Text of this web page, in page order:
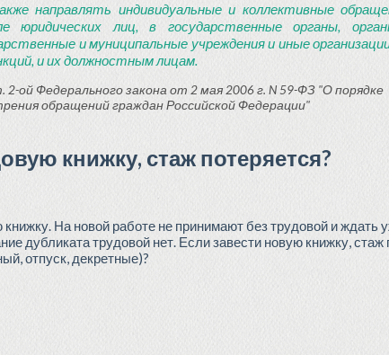
направлять индивидуальные и коллективные
юридических лиц, в государственные органы,
и муниципальные учреждения и иные
и их должностным лицам.
2-ой Федерального закона от 2 мая 2006 г. N 59-ФЗ "О порядке
обращений граждан Российской Федерации"
книжку, стаж потеряется?
На новой работе не принимают без трудовой и ждать
дубликата трудовой нет. Если завести новую книжку, стаж
отпуск, декретные)?